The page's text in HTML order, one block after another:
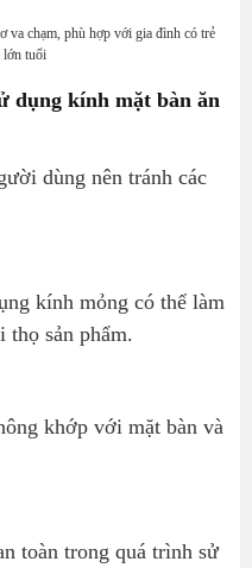
va chạm, phù hợp với gia đình có trẻ
lớn tuổi
dùng nên tránh các
kính mỏng có thể làm
thọ sản phẩm.
khớp với mặt bàn và
toàn trong quá trình sử